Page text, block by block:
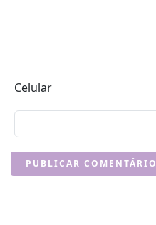
Celular
PUBLICAR COMENTÁRIO